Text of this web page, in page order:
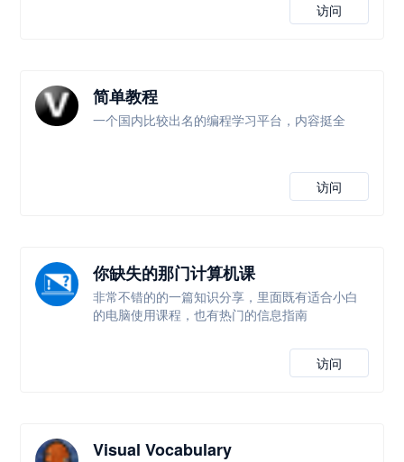
访问
简单教程
一个国内比较出名的编程学习平台，内容挺全
访问
你缺失的那门计算机课
非常不错的的一篇知识分享，里面既有适合小白
的电脑使用课程，也有热门的信息指南
访问
Visual Vocabulary